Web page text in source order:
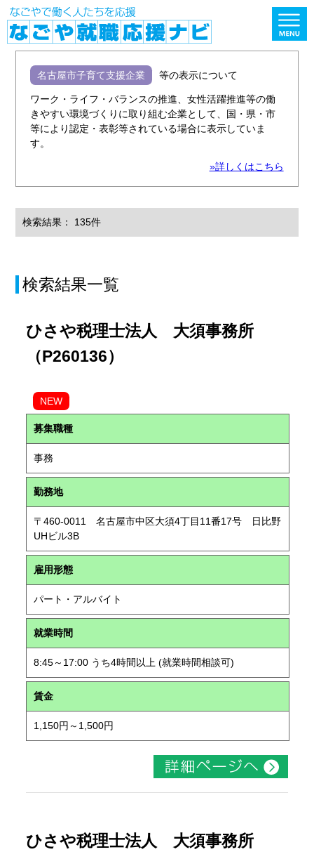
名古屋市子育て支援企業 等の表示について
ワーク・ライフ・バランスの推進、女性活躍推進等の働
きやすい環境づくりに取り組む企業として、国・県・市
等により認定・表彰等されている場合に表示していま
す。
»詳しくはこちら
検索結果： 135件
検索結果一覧
ひさや税理士法人 大須事務所
（P260136）
NEW
募集職種
事務
勤務地
〒460-0011 名古屋市中区大須4丁目11番17号 日比野
UHビル3B
雇用形態
パート・アルバイト
就業時間
8:45～17:00 うち4時間以上 (就業時間相談可)
賃金
1,150円～1,500円
ひさや税理士法人 大須事務所